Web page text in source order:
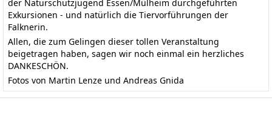
der Naturschutzjugend Essen/Mülheim durchgeführten
Exkursionen - und natürlich die Tiervorführungen der
Falknerin.
Allen, die zum Gelingen dieser tollen Veranstaltung
beigetragen haben, sagen wir noch einmal ein herzliches
DANKESCHÖN.
Fotos von Martin Lenze und Andreas Gnida